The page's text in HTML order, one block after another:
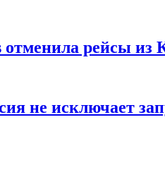
рейсы из
не исключает